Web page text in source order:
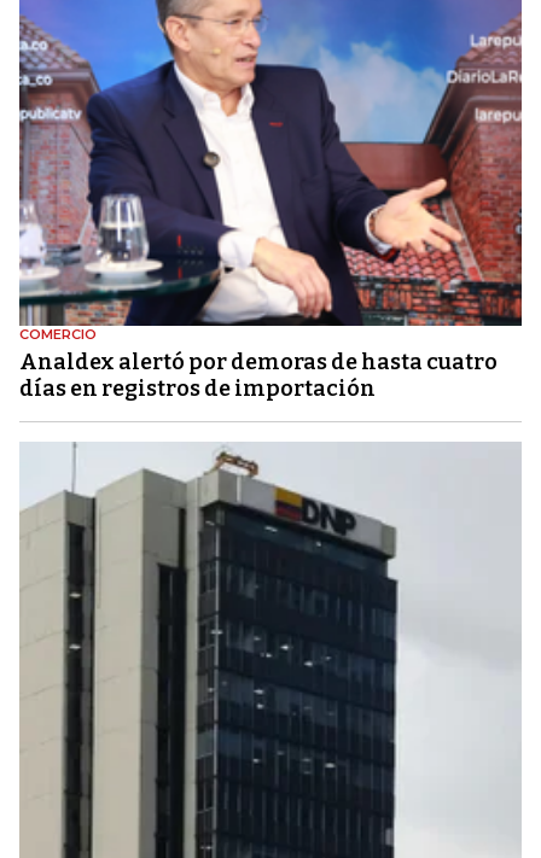
COMERCIO
Analdex alertó por demoras de hasta cuatro
días en registros de importación